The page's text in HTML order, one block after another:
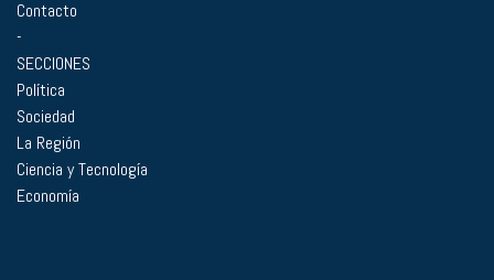
Contacto
-
SECCIONES
Política
Sociedad
La Región
Ciencia y Tecnología
Economía